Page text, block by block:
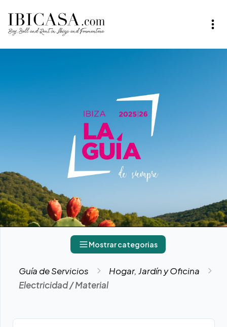
Mostrar categorias
Guía de Servicios
Hogar, Jardín y Oficina
Electricidad / Material